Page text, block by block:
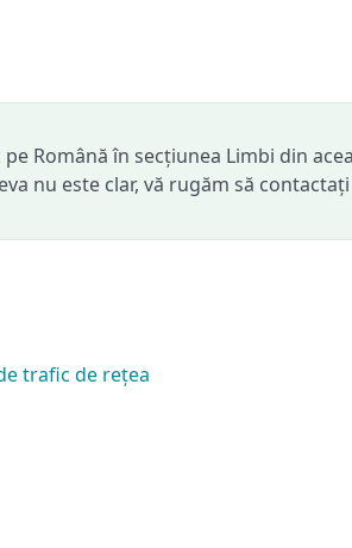
Română în secțiunea Limbi din
nu este clar, vă rugăm să contactați
trafic de rețea